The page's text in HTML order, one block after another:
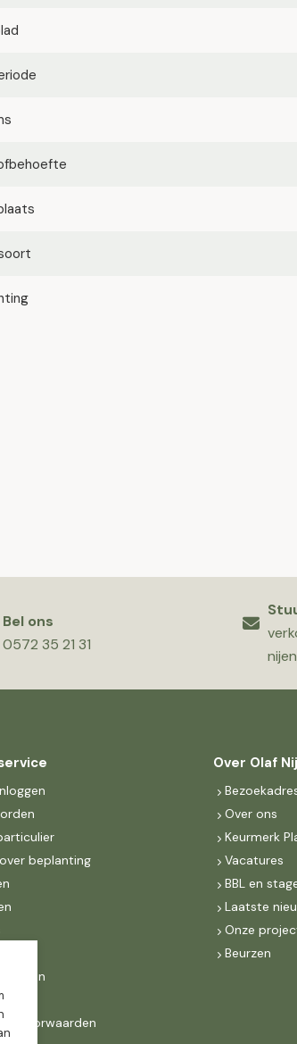
Bel ons
0572 35 21 31
beplanting
Groen
voorwaarden
Over Olaf
Over ons
Keurmerk
Vacatures
BBL en
Laatste
Onze
Beurzen